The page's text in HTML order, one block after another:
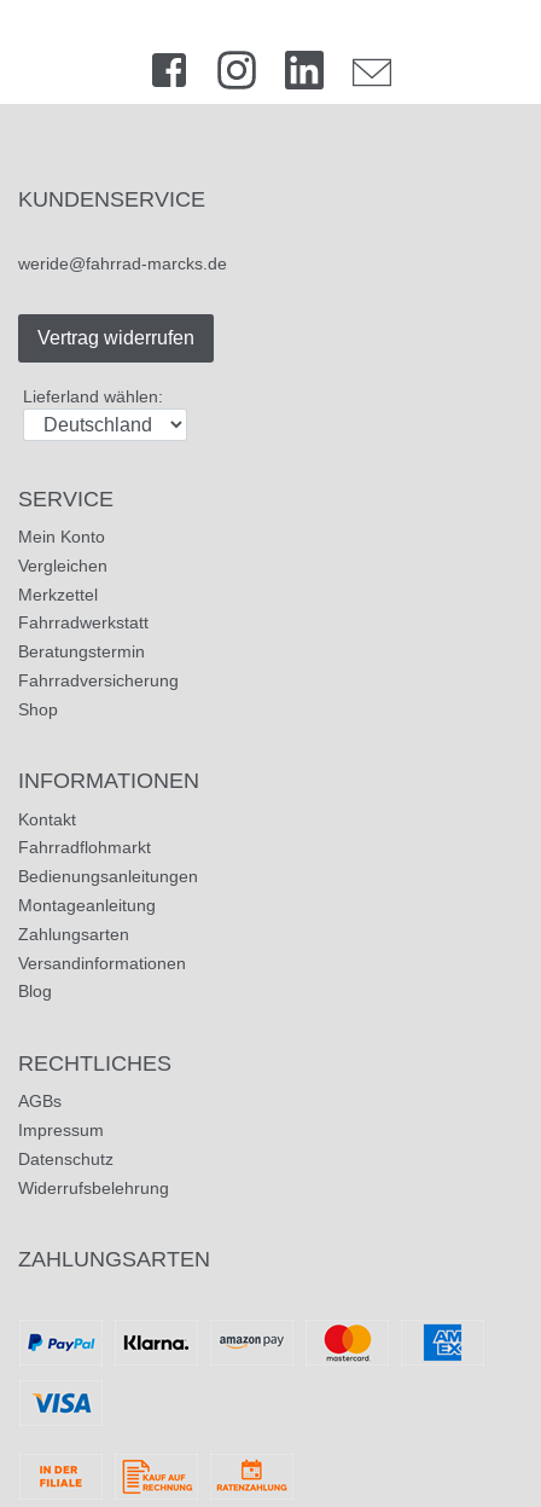
KUNDENSERVICE
weride@fahrrad-marcks.de
Vertrag widerrufen
Lieferland wählen:
SERVICE
Mein Konto
Vergleichen
Merkzettel
Fahrradwerkstatt
Beratungstermin
Fahrradversicherung
Shop
INFORMATIONEN
Kontakt
Fahrradflohmarkt
Bedienungsanleitungen
Montageanleitung
Zahlungsarten
Versandinformationen
Blog
RECHTLICHES
AGBs
Impressum
Datenschutz
Widerrufsbelehrung
ZAHLUNGSARTEN